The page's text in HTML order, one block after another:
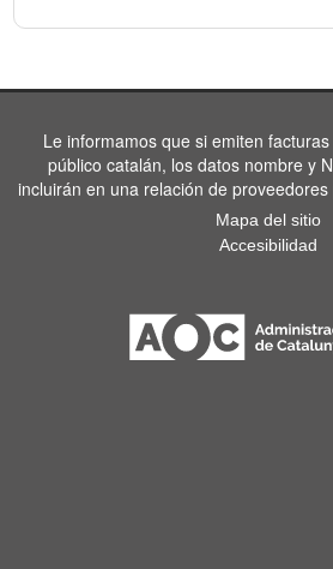
Le informamos que si emiten
público catalán, los datos nombre y
incluirán en una relación de
Mapa del sitio
Accesibilidad